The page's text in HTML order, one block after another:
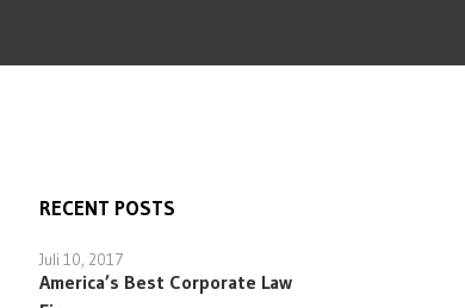
RECENT POSTS
Juli 10, 2017
America’s Best Corporate Law